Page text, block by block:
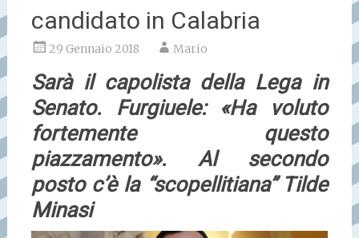
candidato in Calabria
29 Gennaio 2018 Mario
Sarà il capolista della Lega in
Senato. Furgiuele: «Ha voluto
fortemente questo
piazzamento». Al secondo
posto c’è la “scopellitiana” Tilde
Minasi